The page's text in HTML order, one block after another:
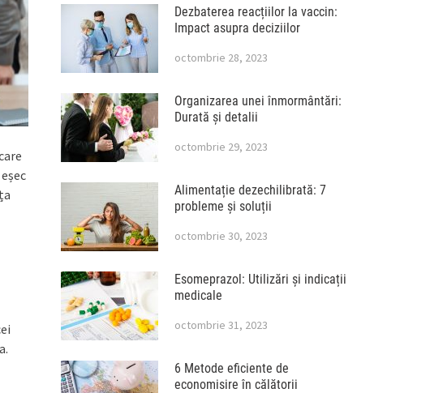
Dezbaterea reacțiilor la vaccin:
Impact asupra deciziilor
octombrie 28, 2023
Organizarea unei înmormântări:
Durată și detalii
octombrie 29, 2023
Alimentație dezechilibrată: 7
probleme și soluții
octombrie 30, 2023
Esomeprazol: Utilizări și indicații
medicale
octombrie 31, 2023
6 Metode eficiente de
economisire în călătorii